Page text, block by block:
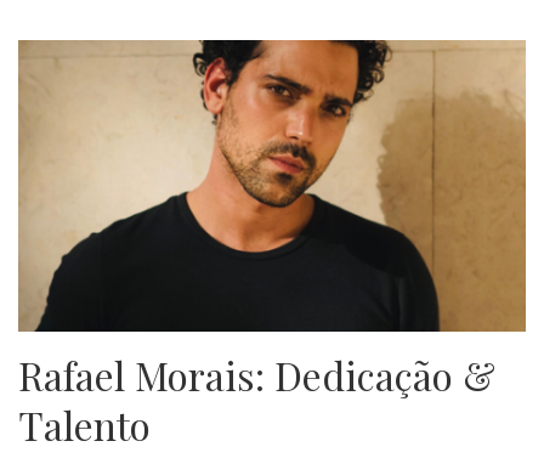
Rafael Morais: Dedicação &
Talento